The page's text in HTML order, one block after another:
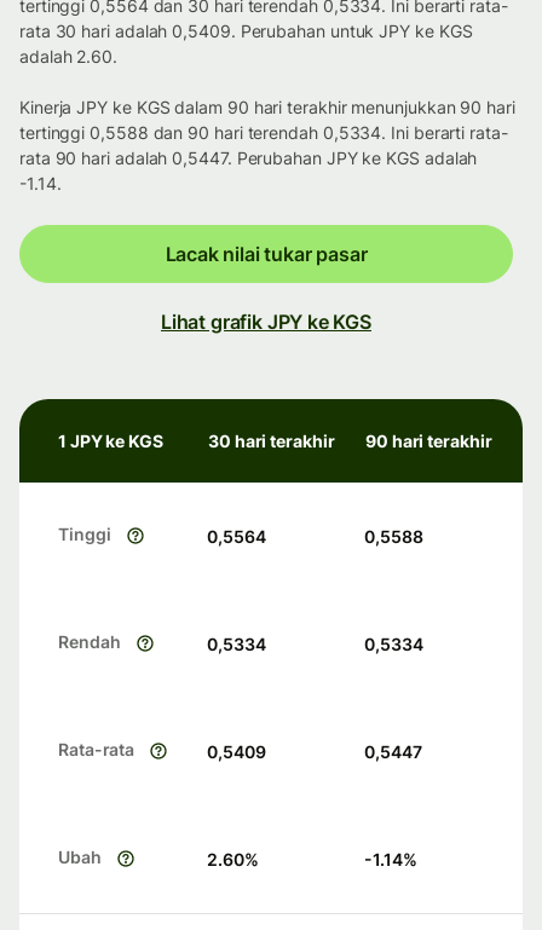
tertinggi 0,5564 dan 30 hari terendah 0,5334. Ini berarti rata-
rata 30 hari adalah 0,5409. Perubahan untuk JPY ke KGS
adalah 2.60.
Kinerja JPY ke KGS dalam 90 hari terakhir menunjukkan 90 hari
tertinggi 0,5588 dan 90 hari terendah 0,5334. Ini berarti rata-
rata 90 hari adalah 0,5447. Perubahan JPY ke KGS adalah
-1.14.
Lacak nilai tukar pasar
Lihat grafik JPY ke KGS
1 JPY ke KGS 30 hari terakhir 90 hari terakhir
Tinggi 0,5564 0,5588
Rendah 0,5334 0,5334
Rata-rata 0,5409 0,5447
Ubah 2.60% -1.14%